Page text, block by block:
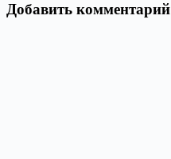
Добавить комментарий